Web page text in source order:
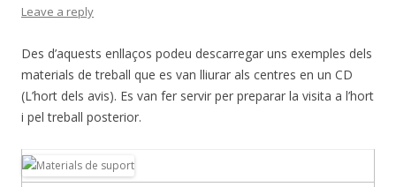
Leave a reply
Des d’aquests enllaços podeu descarregar uns exemples dels
materials de treball que es van lliurar als centres en un CD
(L’hort dels avis). Es van fer servir per preparar la visita a l’hort
i pel treball posterior.